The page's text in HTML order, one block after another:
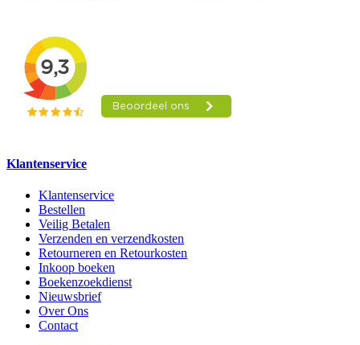
Klantenservice
Klantenservice
Bestellen
Veilig Betalen
Verzenden en verzendkosten
Retourneren en Retourkosten
Inkoop boeken
Boekenzoekdienst
Nieuwsbrief
Over Ons
Contact